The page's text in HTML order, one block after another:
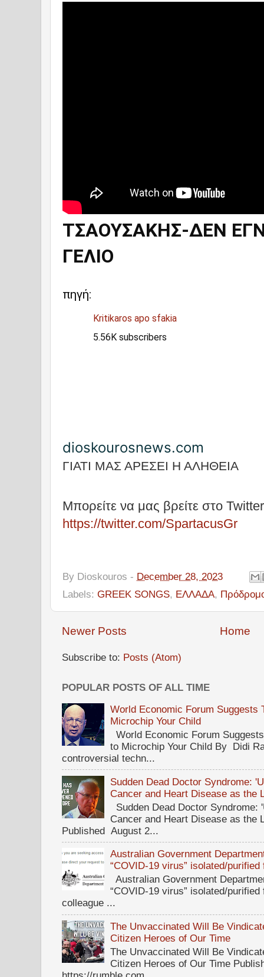
ΤΣΑΟΥΣΑΚΗΣ-ΔΕΝ
ΓΕΛΙΟ
πηγή:
Kritikaros apo sfakia
5.56K subscribers
dioskourosnews.com
ΓΙΑΤΙ ΜΑΣ ΑΡΕΣΕΙ Η ΑΛΗΘΕΙΑ
Μπορείτε να μας βρείτε στο Twitter
https://twitter.com/SpartacusGr
By Dioskouros - December 28, 2023
Labels: GREEK SONGS, ΕΛΛΑΔΑ,
Newer Posts Home
Subscribe to: Posts (Atom)
POPULAR POSTS OF ALL TIME
World Economic Forum Suggests
Microchip Your Child
World Economic Forum
to Microchip Your Child By Didi
controversial techn...
Sudden Dead Doctor Syndrome:
Cancer and Heart Disease as the
Sudden Dead Doctor
Cancer and Heart Disease as the
Published August 2...
Australian Government
“COVID-19 virus” isolated/
Australian Government
“COVID-19 virus” isolated/
colleague ...
The Unvaccinated Will Be
Citizen Heroes of Our Time
The Unvaccinated Will Be
Citizen Heroes of Our Time